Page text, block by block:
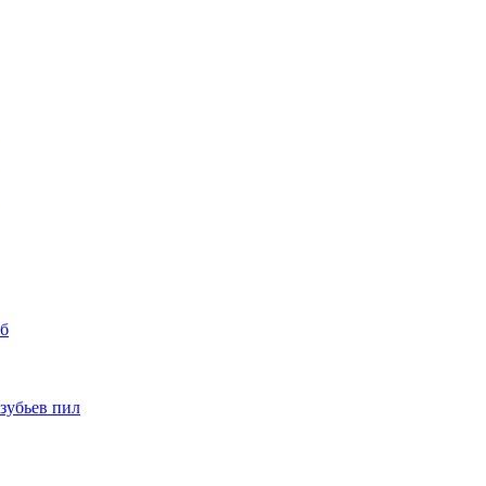
пил